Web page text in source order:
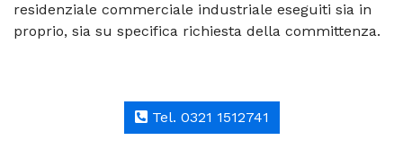
residenziale commerciale industriale eseguiti sia in
proprio, sia su specifica richiesta della committenza.
Tel. 0321 1512741